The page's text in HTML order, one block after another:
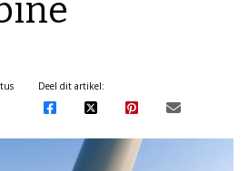
Deel dit artikel: